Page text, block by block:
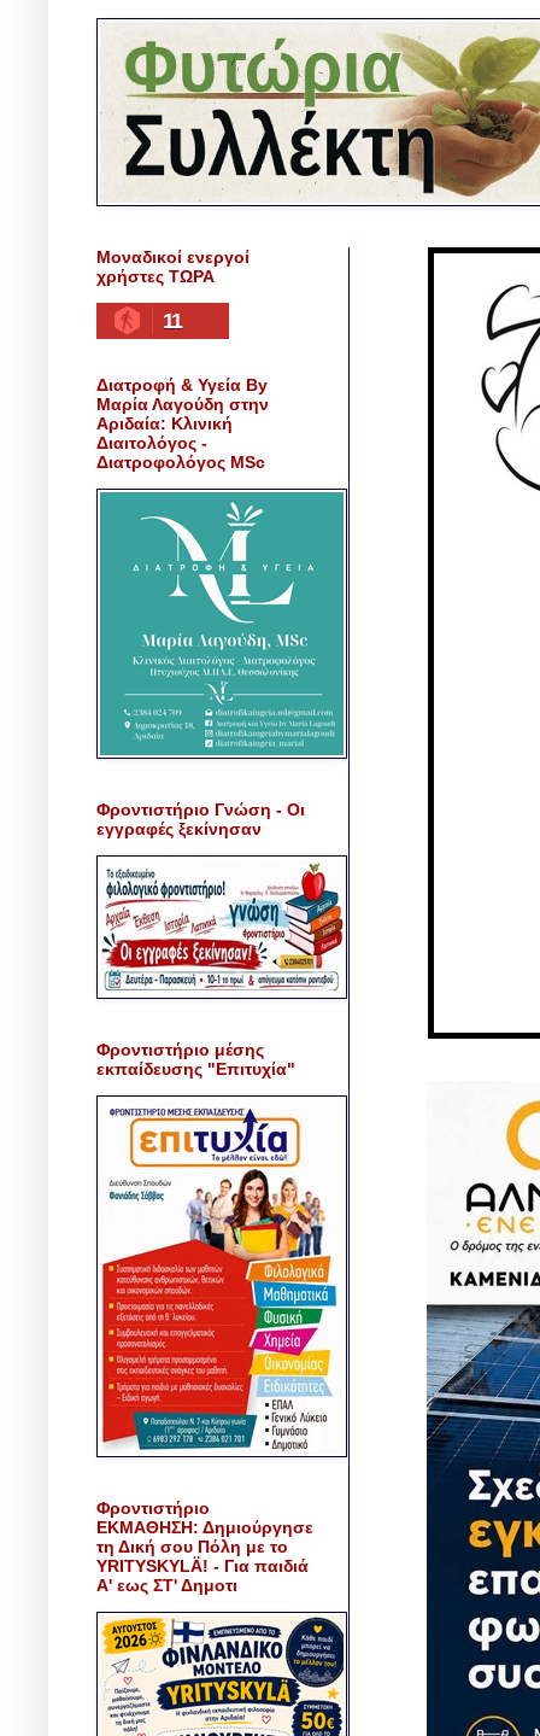
Μοναδικοί ενεργοί
χρήστες ΤΩΡΑ
11
Διατροφή & Υγεία By
Μαρία Λαγούδη στην
Αριδαία: Κλινική
Διαιτολόγος -
Διατροφολόγος MSc
Φροντιστήριο Γνώση - Οι
εγγραφές ξεκίνησαν
Φροντιστήριο μέσης
εκπαίδευσης "Επιτυχία"
Φροντιστήριο
ΕΚΜΑΘΗΣΗ: Δημιούργησε
τη Δική σου Πόλη με το
YRITYSKYLÄ! - Για παιδιά
Α' εως ΣΤ' Δημοτι